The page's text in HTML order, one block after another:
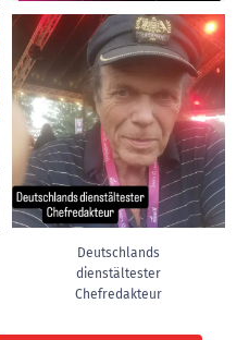
oxmoxhh
28 0
Deutschlands
dienstältester
Chefredakteur